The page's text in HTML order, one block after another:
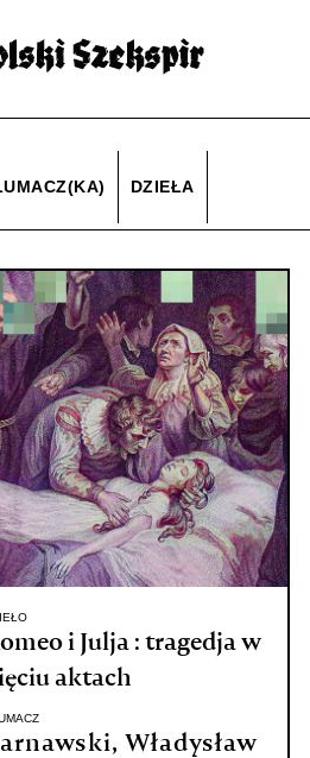
DZIEŁA
i Julja : tragedja w
aktach
Władysław